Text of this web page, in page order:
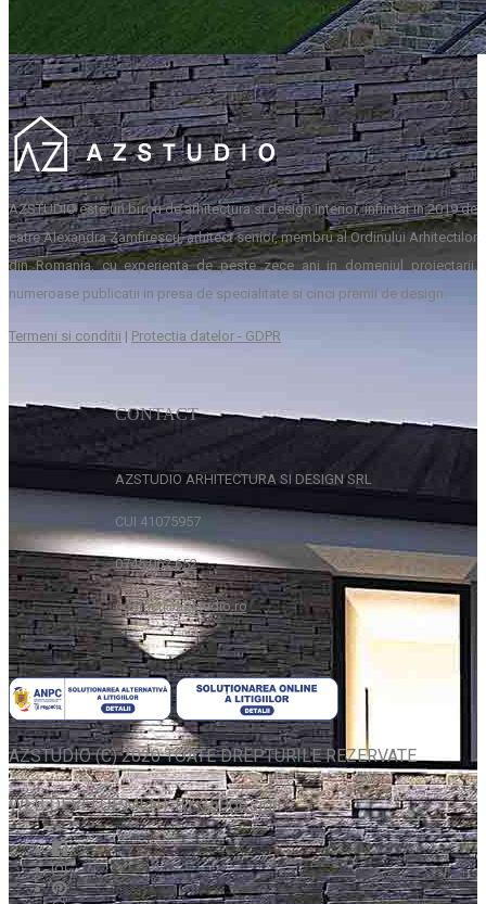
AZSTUDIO este un birou de arhitectura si design interior, infiintat in 2019 de
catre Alexandra Zamfirescu, arhitect senior, membru al Ordinului Arhitectilor
din Romania, cu experienta de peste zece ani in domeniul proiectarii,
numeroase publicatii in presa de specialitate si cinci premii de design.
Termeni si conditii | Protectia datelor - GDPR
CONTACT
AZSTUDIO ARHITECTURA SI DESIGN SRL
CUI 41075957
0745 062 652
contact@azstudio.ro
AZSTUDIO (C) 2020 TOATE DREPTURILE REZERVATE
WEB DEVELOPMENT BY360design